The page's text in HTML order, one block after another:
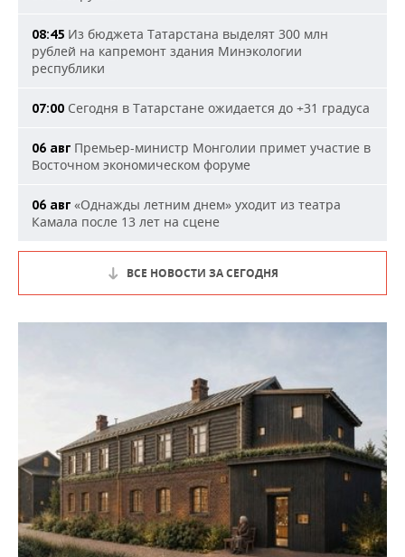
08:45 Из бюджета Татарстана выделят 300 млн
рублей на капремонт здания Минэкологии
республики
07:00 Сегодня в Татарстане ожидается до +31 градуса
06 авг Премьер-министр Монголии примет участие в
Восточном экономическом форуме
06 авг «Однажды летним днем» уходит из театра
Камала после 13 лет на сцене
ВСЕ НОВОСТИ ЗА СЕГОДНЯ